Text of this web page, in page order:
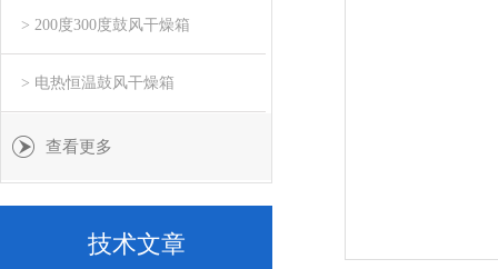
> 200度300度鼓风干燥箱
> 电热恒温鼓风干燥箱
查看更多
技术文章